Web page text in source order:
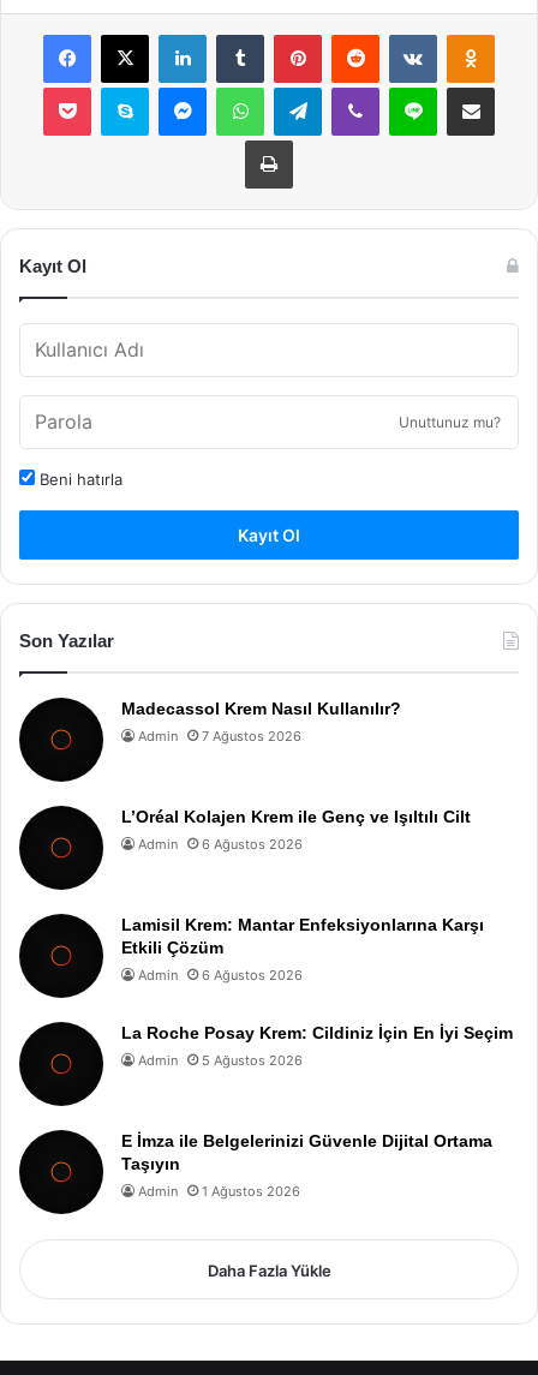
Facebook
X LinkedInTumblr PinterestReddit VKontakte
Pocket Skype MessengerWhatsAppTelegramViber Line E-Posta ile
Yazdır
Kayıt Ol
Unuttunuz mu?
Beni hatırla
Kayıt Ol
Son Yazılar
Madecassol Krem Nasıl Kullanılır?
Admin 7 Ağustos 2026
L’Oréal Kolajen Krem ile Genç ve Işıltılı Cilt
Admin 6 Ağustos 2026
Lamisil Krem: Mantar Enfeksiyonlarına Karşı
Etkili Çözüm
Admin 6 Ağustos 2026
La Roche Posay Krem: Cildiniz İçin En İyi Seçim
Admin 5 Ağustos 2026
E İmza ile Belgelerinizi Güvenle Dijital Ortama
Taşıyın
Admin 1 Ağustos 2026
Daha Fazla Yükle